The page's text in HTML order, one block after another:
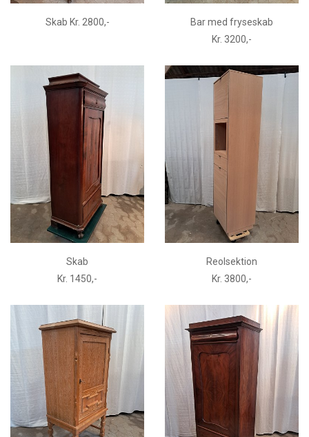
Skab Kr. 2800,-
Bar med fryseskab
Kr. 3200,-
Skab
Kr. 1450,-
Reolsektion
Kr. 3800,-